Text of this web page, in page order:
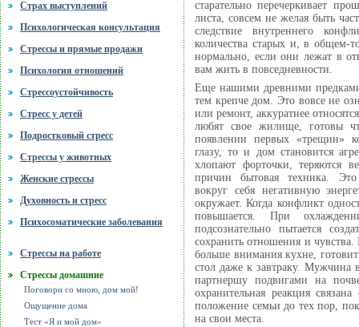
Cтрах выступлений
Психологическая консультация
Стрессы и прямые продажи
Психология отношений
Стрессоустойчивость
Стресс у детей
Подростковый стресс
Стрессы у животных
Женские стрессы
Духовность и стресс
Психосоматические заболевания
Стрессы на работе
Стрессы домашние
Поговори со мною, дом мой!
Ощущение дома
Тест «Я и мой дом»
старательно перечеркивает
листа, совсем не желая быть
следствие внутреннего
количества старых и, в общем-
нормально, если они лежат в
вам жить в повседневности.
Еще нашими древними
тем крепче дом. Это вовсе не
или ремонт, аккуратнее
любят свое жилище, готовы
появлении первых «трещин»
глазу, то и дом становится
хлопают форточки, теряются
причин бытовая техника. Это
вокруг себя негативную
окружает. Когда конфликт
повышается. При
подсознательно пытается
сохранить отношения и
больше внимания кухне,
стол даже к завтраку. Мужчина
партнершу подвигами на
охранительная реакция
положение семьи до тех пор,
на свои места.